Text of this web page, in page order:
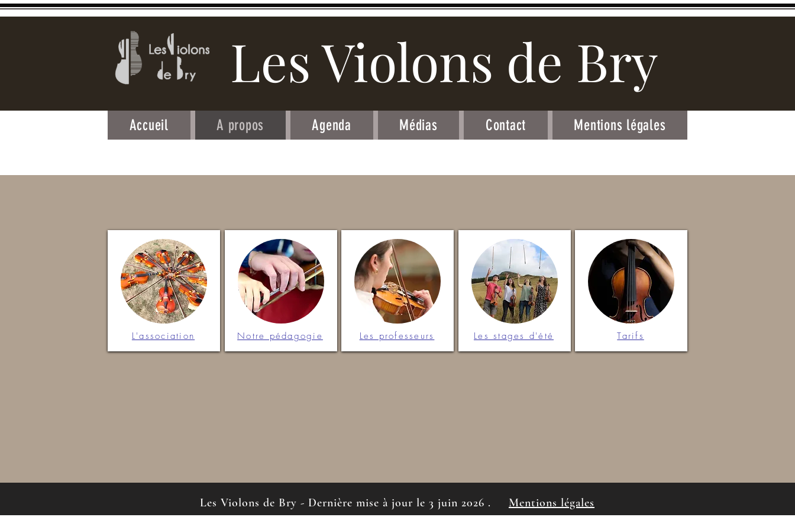
Les Violons de Bry
Accueil A propos Agenda Médias Contact Mentions légales
L'association Notre pédagogie Les professeurs Les stages d'été Tarifs
Les Violons de Bry - Dernière mise à jour le 3 juin 2026 . Mentions légales